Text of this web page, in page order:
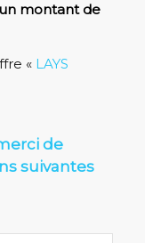
montant de
« LAYS
de
suivantes